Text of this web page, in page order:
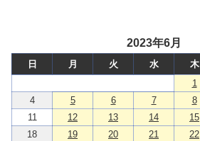
2023年6月
日 月 火 水 木
1
4
5 6 7 8
11
12 13 14 15
18
19 20 21 22